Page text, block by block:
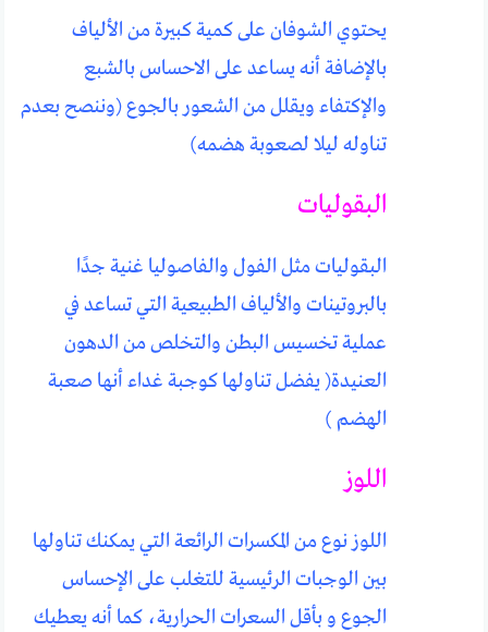
يحتوي الشوفان على كمية كبيرة من الألياف
بالإضافة أنه يساعد على الاحساس بالشبع
والإكتفاء ويقلل من الشعور بالجوع (وننصح بعدم
تناوله ليلا لصعوبة هضمه)
البقوليات
البقوليات مثل الفول والفاصوليا غنية جدًا
بالبروتينات والألياف الطبيعية التي تساعد في
عملية تخسيس البطن والتخلص من الدهون
العنيدة( يفضل تناولها كوجبة غداء أنها صعبة
الهضم )
اللوز
اللوز نوع من المكسرات الرائعة التي يمكنك تناولها
بين الوجبات الرئيسية للتغلب على الإحساس
الجوع و بأقل السعرات الحرارية، كما أنه يعطيك